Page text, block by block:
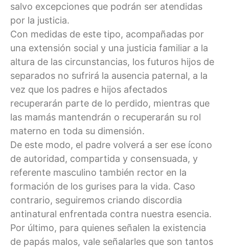
salvo excepciones que podrán ser atendidas
por la justicia.
Con medidas de este tipo, acompañadas por
una extensión social y una justicia familiar a la
altura de las circunstancias, los futuros hijos de
separados no sufrirá la ausencia paternal, a la
vez que los padres e hijos afectados
recuperarán parte de lo perdido, mientras que
las mamás mantendrán o recuperarán su rol
materno en toda su dimensión.
De este modo, el padre volverá a ser ese ícono
de autoridad, compartida y consensuada, y
referente masculino también rector en la
formación de los gurises para la vida. Caso
contrario, seguiremos criando discordia
antinatural enfrentada contra nuestra esencia.
Por último, para quienes señalen la existencia
de papás malos, vale señalarles que son tantos